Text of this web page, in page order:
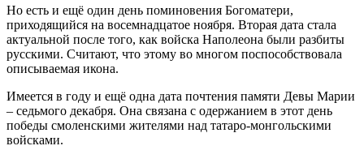
Но есть и ещё один день поминовения Богоматери,
приходящийся на восемнадцатое ноября. Вторая дата стала
актуальной после того, как войска Наполеона были разбиты
русскими. Считают, что этому во многом поспособствовала
описываемая икона.
Имеется в году и ещё одна дата почтения памяти Девы Марии
– седьмого декабря. Она связана с одержанием в этот день
победы смоленскими жителями над татаро-монгольскими
войсками.